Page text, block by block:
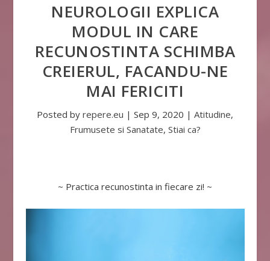
NEUROLOGII EXPLICA
MODUL IN CARE
RECUNOSTINTA SCHIMBA
CREIERUL, FACANDU-NE
MAI FERICITI
Posted by repere.eu | Sep 9, 2020 | Atitudine,
Frumusete si Sanatate, Stiai ca?
~ Practica recunostinta in fiecare zi! ~